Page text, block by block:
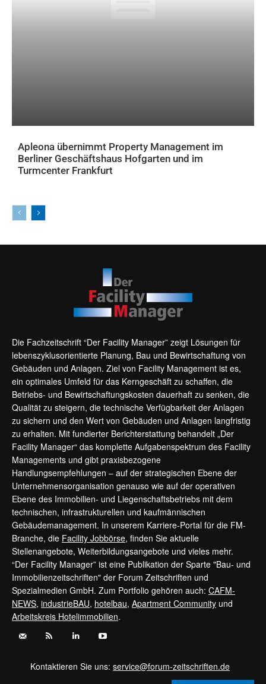
Apleona übernimmt Property Management im
Berliner Geschäftshaus Hofgarten und im
Turmcenter Frankfurt
Die Fachzeitschrift “Der Facility Manager” zeigt Lösungen für
lebenszyklusorientierte Planung, Bau und Bewirtschaftung von
Gebäuden und Anlagen. Ziel von Facility Management ist es,
ein optimales Umfeld für das Kerngeschäft zu schaffen, die
Betriebs- und Bewirtschaftungskosten dauerhaft zu senken, die
Qualität zu steigern, die technische Verfügbarkeit der Anlagen
zu sichern und den Wert von Gebäuden und Anlagen langfristig
zu erhalten. Mit fundierter Berichterstattung behandelt „Der
Facility Manager“ das komplette Aufgabenspektrum des Facility
Managements und gibt praxisbezogene
Handlungsempfehlungen – auf der strategischen Ebene der
Unternehmensorganisation genauso wie auf der operativen
Ebene des Immobilien- und Liegenschaftsbetriebs mit dem
technischen, infrastrukturellen und kaufmännischen
Gebäudemanagement. In unserem Karriere-Portal für die FM-
Branche, die Facility Jobbörse, finden Sie aktuelle
Stellenangebote, Weiterbildungsangebote und vieles mehr.
“Der Facility Manager” ist eine Publikation der Sparte "Bau- und
Immobilienzeitschriften" der Forum Zeitschriften und
Spezialmedien GmbH. Zum Portfolio gehören auch: CAFM-
NEWS, industrieBAU, hotelbau, Apartment Community und
Arbeitskreis Hotelimmobilien.
Kontaktieren Sie uns:service@forum-zeitschriften.de